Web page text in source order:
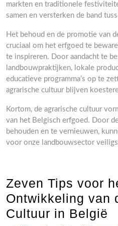
markten en traditionele
samen en versterken de band
Het behoud en de promotie van
cruciaal om het erfgoed te
te inspireren. Door aandacht te
landbouwpraktijken, lokale
educatieve programma’s op te
agrarische cultuur blijven
Kortom, de agrarische cultuur
van het Belgisch erfgoed. Door
behouden en te vernieuwen,
voor onze landbouwsector
Zeven Tips voor
Ontwikkeling van
Cultuur in België